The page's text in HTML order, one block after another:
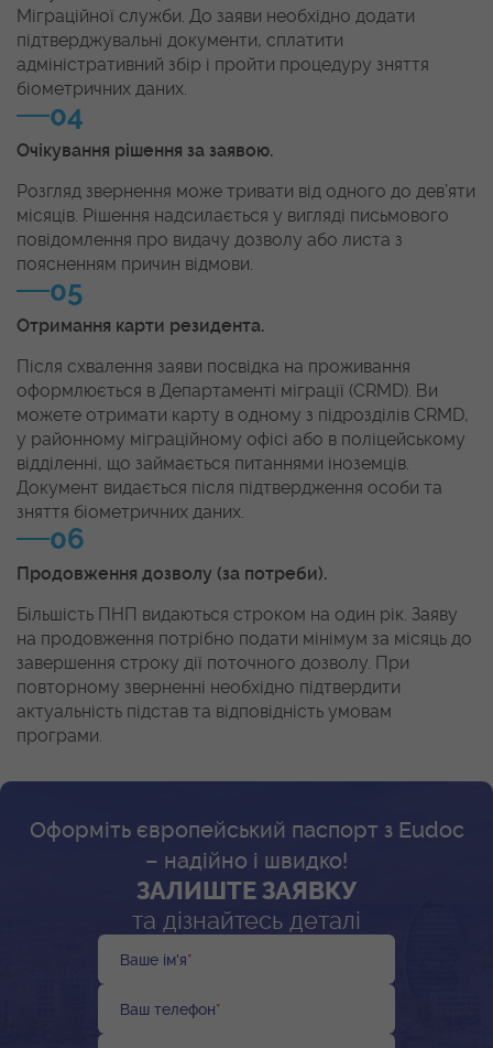
Міграційної служби. До заяви необхідно додати
підтверджувальні документи, сплатити
адміністративний збір і пройти процедуру зняття
біометричних даних.
04
Очікування рішення за заявою.
Розгляд звернення може тривати від одного до дев’яти
місяців. Рішення надсилається у вигляді письмового
повідомлення про видачу дозволу або листа з
поясненням причин відмови.
05
Отримання карти резидента.
Після схвалення заяви посвідка на проживання
оформлюється в Департаменті міграції (CRMD). Ви
можете отримати карту в одному з підрозділів CRMD,
у районному міграційному офісі або в поліцейському
відділенні, що займається питаннями іноземців.
Документ видається після підтвердження особи та
зняття біометричних даних.
06
Продовження дозволу (за потреби).
Більшість ПНП видаються строком на один рік. Заяву
на продовження потрібно подати мінімум за місяць до
завершення строку дії поточного дозволу. При
повторному зверненні необхідно підтвердити
актуальність підстав та відповідність умовам
програми.
Оформіть європейський паспорт з Eudoc
– надійно і швидко!
ЗАЛИШТЕ ЗАЯВКУ
та дізнайтесь деталі
Ваше ім'я*
Ваш телефон*